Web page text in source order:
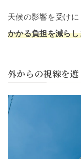
天候の影響を受けに
かかる負担を減らし
外からの視線を